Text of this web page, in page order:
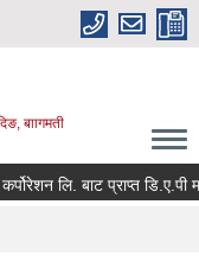
बाागमती
लि. बाट प्राप्त डि.ए.पी